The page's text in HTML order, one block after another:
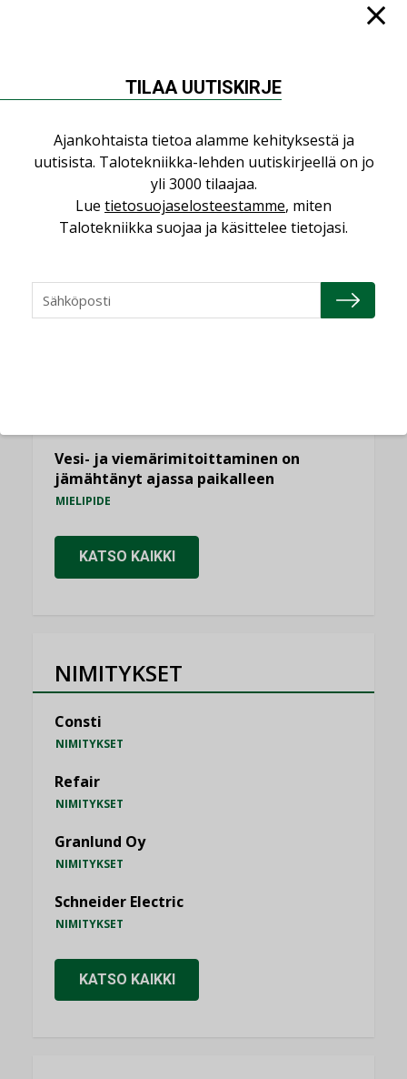
NÄKÖKULMIA
Puheista tekoihin – uusin teknologia
käyttöön kiinteistöissä
KOLUMNI
Sähköistäminen säästää euroja
Yli miljoona kotia on vailla toimivaa
ilmanvaihtoa
Vesi- ja viemärimitoittaminen on
jämähtänyt ajassa paikalleen
MIELIPIDE
KATSO KAIKKI
NIMITYKSET
Consti
NIMITYKSET
Refair
NIMITYKSET
Granlund Oy
NIMITYKSET
Schneider Electric
NIMITYKSET
KATSO KAIKKI
TILAA UUTISKIRJE
Ajankohtaista tietoa alamme kehityksestä ja
uutisista. Talotekniikka-lehden uutiskirjeellä on jo
yli 3000 tilaajaa.
Lue tietosuojaselosteestamme, miten
Talotekniikka suojaa ja käsittelee tietojasi.